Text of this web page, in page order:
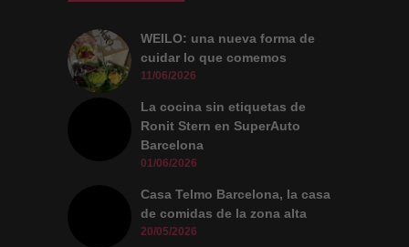
WEILO: una nueva forma de
cuidar lo que comemos
11/06/2026
La cocina sin etiquetas de
Ronit Stern en SuperAuto
Barcelona
01/06/2026
Casa Telmo Barcelona, la casa
de comidas de la zona alta
20/05/2026